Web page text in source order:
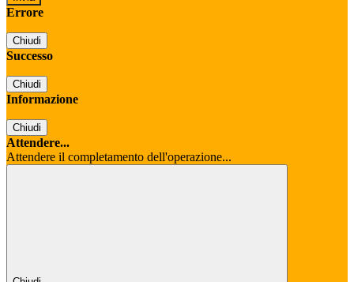
Errore
Chiudi
Successo
Chiudi
Informazione
Chiudi
Attendere...
Attendere il completamento dell'operazione...